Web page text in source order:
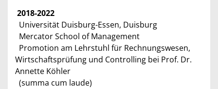
2018-2022
Universität Duisburg-Essen, Duisburg
Mercator School of Management
Promotion am Lehrstuhl für Rechnungswesen,
Wirtschaftsprüfung und Controlling bei Prof. Dr.
Annette Köhler
(summa cum laude)